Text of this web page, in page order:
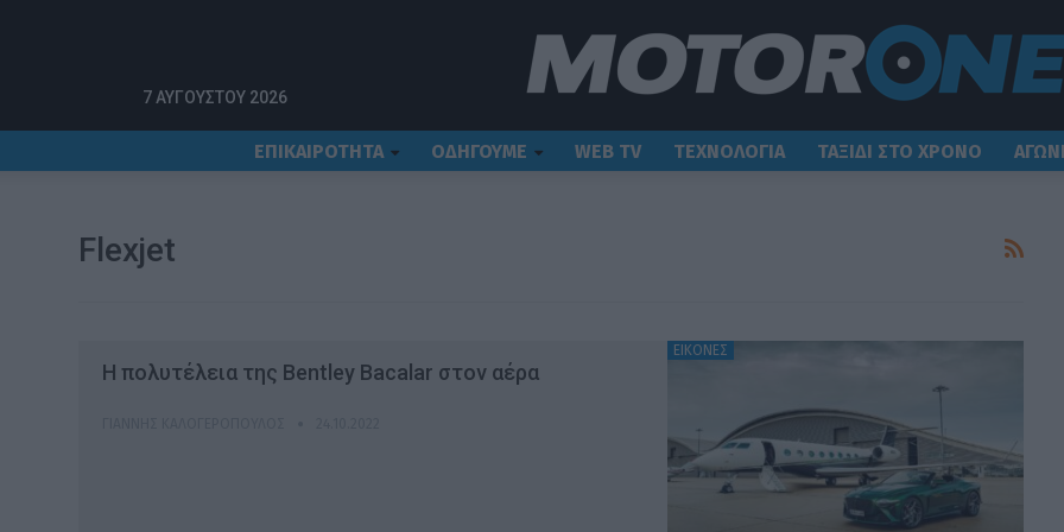
7 ΑΥΓΟΎΣΤΟΥ 2026
ΕΠΙΚΑΙΡΟΤΗΤΑ ΟΔΗΓΟΥΜΕ WEB TV ΤΕΧΝΟΛΟΓΙΑ ΤΑΞΙΔΙ ΣΤΟ ΧΡΟΝΟ
Flexjet
ΕΙΚΟΝΕΣ
Η πολυτέλεια της Bentley Bacalar στον αέρα